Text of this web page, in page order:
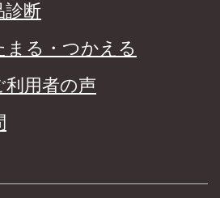
診断
まる・つかえる
用者の声